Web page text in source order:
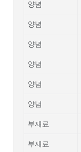
양념
양념
양념
양념
양념
양념
부재료
부재료